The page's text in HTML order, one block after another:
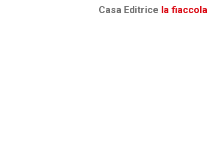
Casa Editrice la fiaccola